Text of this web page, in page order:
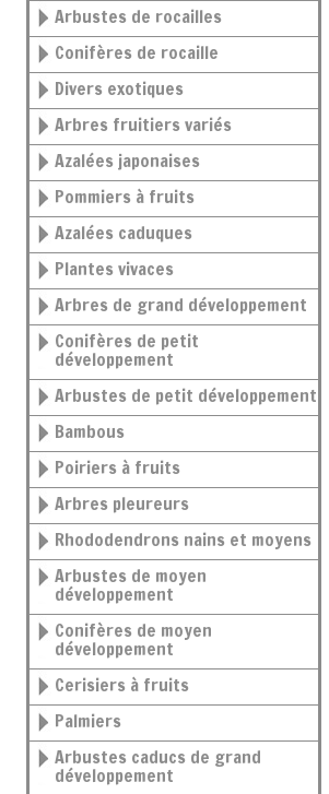
Arbustes de rocailles
Conifères de rocaille
Divers exotiques
Arbres fruitiers variés
Azalées japonaises
Pommiers à fruits
Azalées caduques
Plantes vivaces
Arbres de grand développement
Conifères de petit
développement
Arbustes de petit développement
Bambous
Poiriers à fruits
Arbres pleureurs
Rhododendrons nains et moyens
Arbustes de moyen
développement
Conifères de moyen
développement
Cerisiers à fruits
Palmiers
Arbustes caducs de grand
développement